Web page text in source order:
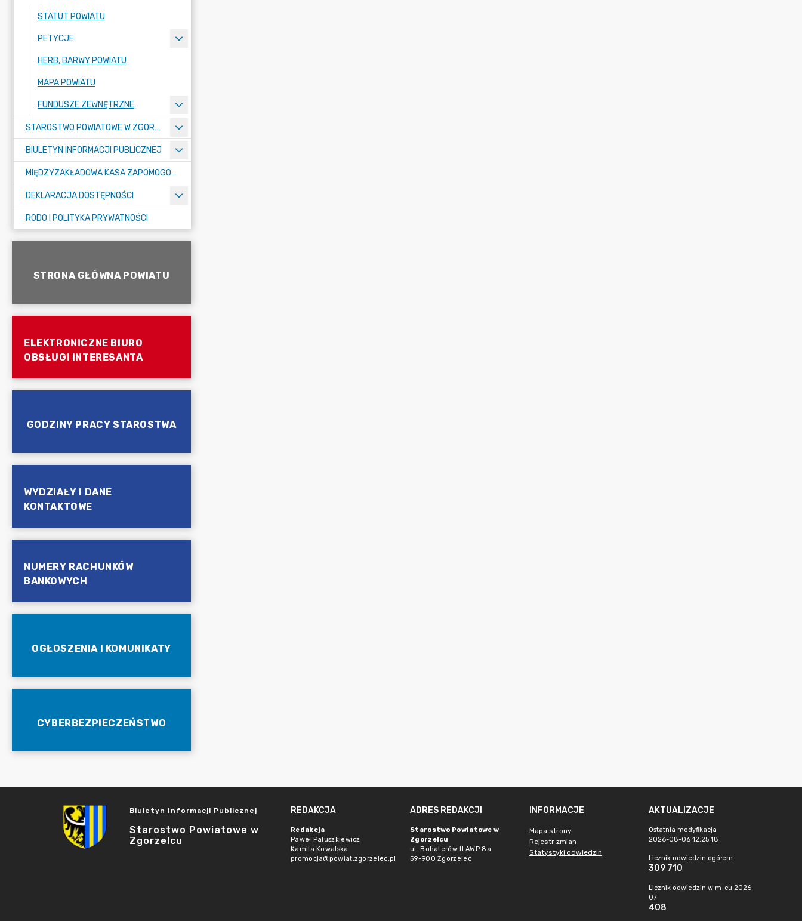
STATUT POWIATU
PETYCJE
HERB, BARWY POWIATU
MAPA POWIATU
FUNDUSZE ZEWNĘTRZNE
STAROSTWO POWIATOWE W ZGORZELCU
BIULETYN INFORMACJI PUBLICZNEJ
MIĘDZYZAKŁADOWA KASA ZAPOMOGOWO-POŻYCZKOWA
DEKLARACJA DOSTĘPNOŚCI
RODO I POLITYKA PRYWATNOŚCI
STRONA GŁÓWNA POWIATU
ELEKTRONICZNE BIURO
OBSŁUGI INTERESANTA
GODZINY PRACY STAROSTWA
WYDZIAŁY I DANE
KONTAKTOWE
NUMERY RACHUNKÓW
BANKOWYCH
OGŁOSZENIA I KOMUNIKATY
CYBERBEZPIECZEŃSTWO
Biuletyn Informacji Publicznej
Starostwo Powiatowe w
Zgorzelcu
REDAKCJA
Redakcja
Paweł Paluszkiewicz
Kamila Kowalska
promocja@powiat.zgorzelec.pl
ADRES REDAKCJI
Starostwo Powiatowe w
Zgorzelcu
ul. Bohaterów II AWP 8a
59-900 Zgorzelec
INFORMACJE
Mapa strony
Rejestr zmian
Statystyki odwiedzin
AKTUALIZACJE
Ostatnia modyfikacja
2026-08-06 12:25:18
Licznik odwiedzin ogółem
309 710
Licznik odwiedzin w m-cu 2026-
07
408